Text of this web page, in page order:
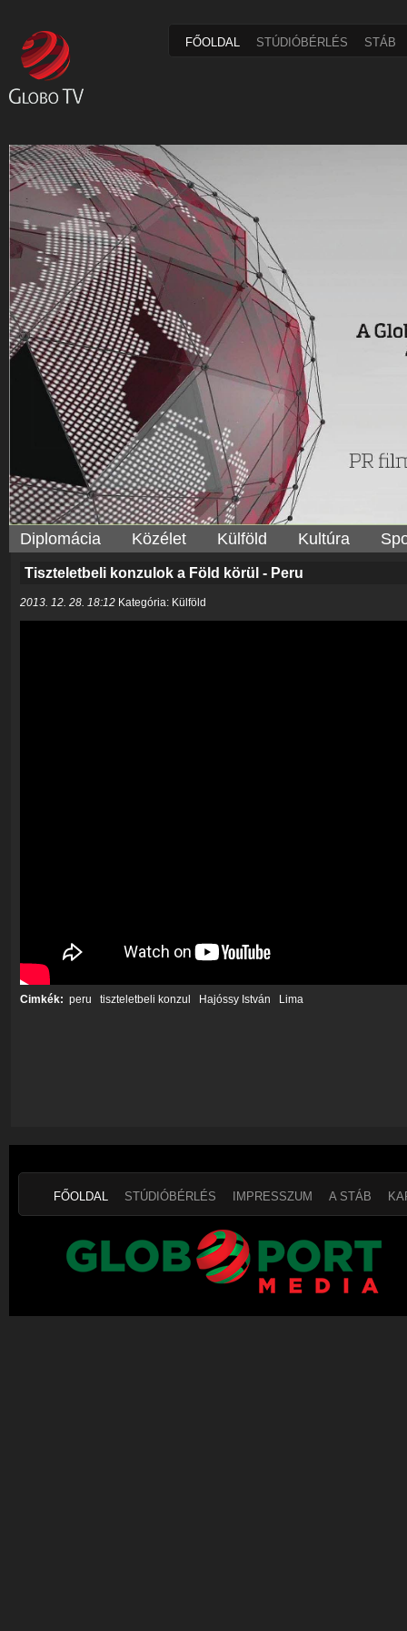
FŐOLDAL STÚDIÓBÉRLÉS STÁB
Diplomácia Közélet Külföld Kultúra
Tiszteletbeli konzulok a Föld körül - Peru
2013. 12. 28. 18:12 Kategória: Külföld
Cimkék: peru tiszteletbeli konzul Hajóssy István Lima
FŐOLDAL STÚDIÓBÉRLÉS IMPRESSZUM A STÁB